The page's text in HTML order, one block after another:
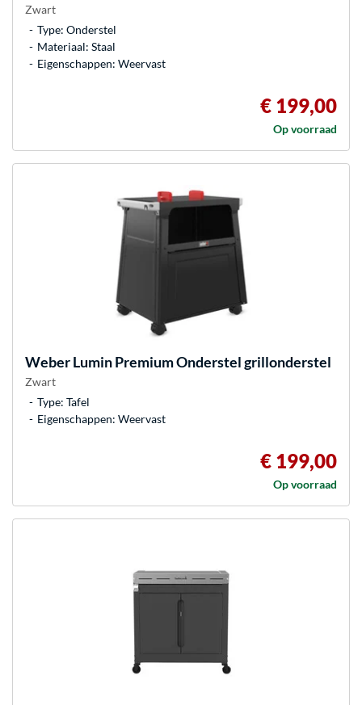
Zwart
Type: Onderstel
Materiaal: Staal
Eigenschappen: Weervast
€ 199,00
Op voorraad
WeberLumin Premium Onderstel grillonderstel
Zwart
Type: Tafel
Eigenschappen: Weervast
€ 199,00
Op voorraad